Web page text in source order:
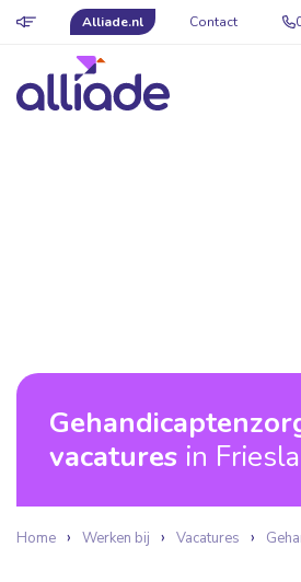
Alliade.nl Contact
vacatures in
Home Werken bij Vacatures